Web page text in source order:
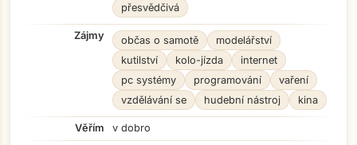
přesvědčivá
Zájmy občas o samotě
modelářství
kutilství
kolo-jízda
internet
pc systémy
programování
vaření
vzdělávání se
hudební nástroj kina
Věřím
v dobro